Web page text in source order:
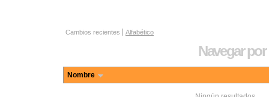
Opciones de navegación por actor
Cambios recientes Alfabético
Navegar
Nombre